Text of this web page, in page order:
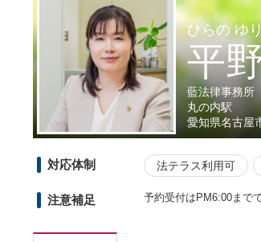
ひらの ゆり
平
藍法律事務所
丸の内駅
愛知県名古屋
対応体制 法テラス利用可
注意補足 予約受付はPM6:00までで